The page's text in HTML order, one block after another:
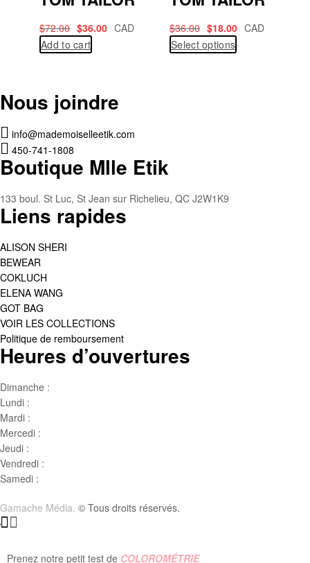
$72.00 $36.00 CAD
Add to cart
$36.00 $18.00 CAD
Select options
Nous joindre
info@mademoiselleetik.com
450-741-1808
Boutique Mlle Etik
133 boul. St Luc, St Jean sur Richelieu, QC J2W1K9
Liens rapides
ALISON SHERI
BEWEAR
COKLUCH
ELENA WANG
GOT BAG
VOIR LES COLLECTIONS
Politique de remboursement
Heures d’ouvertures
Dimanche :
Lundi :
Mardi :
Mercedi :
Jeudi :
Vendredi :
Samedi :
Gamache Média. © Tous droits réservés.
Prenez notre petit test de COLOROMÉTRIE